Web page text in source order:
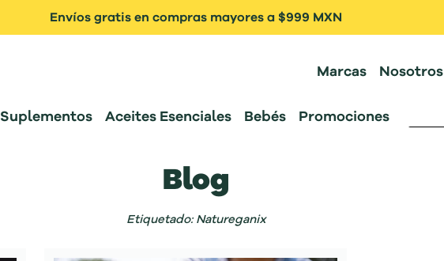
Envíos gratis en compras mayores a $999 MXN
Marcas Nosotros
Suplementos Aceites Esenciales Bebés Promociones
Blog
Etiquetado: Natureganix